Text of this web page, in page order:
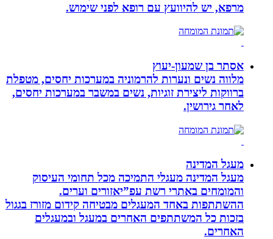
מרפא, יש להיוועץ עם רופא לפני שימוש.
אסתר בן שמעון-יעוץ
מלווה נשים ונערות להרמוניה במערכות יחסים, מטפלת
ברווקות ליצירת זוגיות, נשים במשבר במערכות יחסים,
לאחר גירושין.
מעגל המדינה
מעגל המדינה מעגלי התמיכה מכל תחומי העיסוק
והמומחים באתרי רשת עפ”יאזורים וערים.
ההשתתפות באחד המעגלים מבטיחה קידום מזורז בגגול
בזכות כל המשתתפים האחרים במעגל ובמעגלים
האחרים.